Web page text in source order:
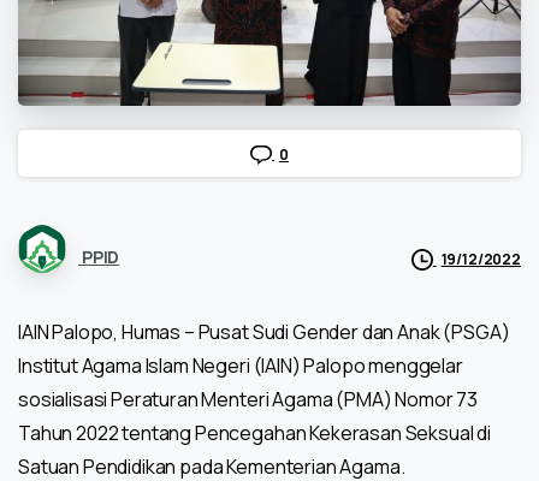
0
PPID 19/12/2022
IAIN Palopo, Humas – Pusat Sudi Gender dan Anak (PSGA)
Institut Agama Islam Negeri (IAIN) Palopo menggelar
sosialisasi Peraturan Menteri Agama (PMA) Nomor 73
Tahun 2022 tentang Pencegahan Kekerasan Seksual di
Satuan Pendidikan pada Kementerian Agama.